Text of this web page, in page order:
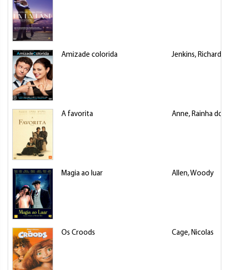
Amizade colorida Jenkins, Richard
A favorita Anne, Rainha do
Magia ao luar Allen, Woody
Os Croods Cage, Nicolas